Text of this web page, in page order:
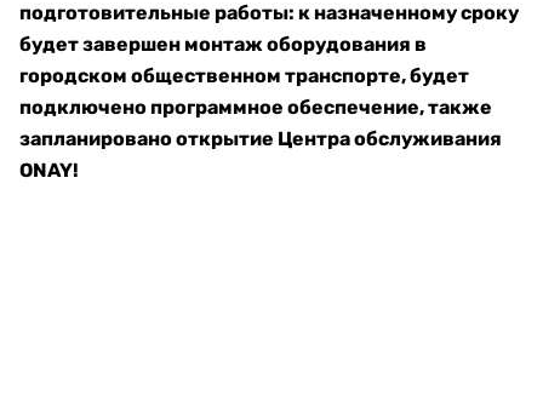
подготовительные работы: к назначенному сроку
будет завершен монтаж оборудования в
городском общественном транспорте, будет
подключено программное обеспечение, также
запланировано открытие Центра обслуживания
ONAY!